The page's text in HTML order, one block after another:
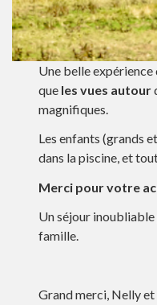
Une belle expérience
que les vues autour
magnifiques.
Les enfants (grands
dans la piscine, et
Merci pour votre
Un séjour
famille.
Grand merci, Nelly